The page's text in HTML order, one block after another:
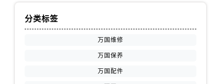
分类标签
万国维修
万国保养
万国配件